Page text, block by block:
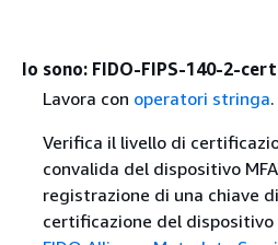
Io sono: FIDO-FIPS-140-2-
Lavora con operatori stringa.
Verifica il livello di
convalida del dispositivo
registrazione di una chiave
certificazione del